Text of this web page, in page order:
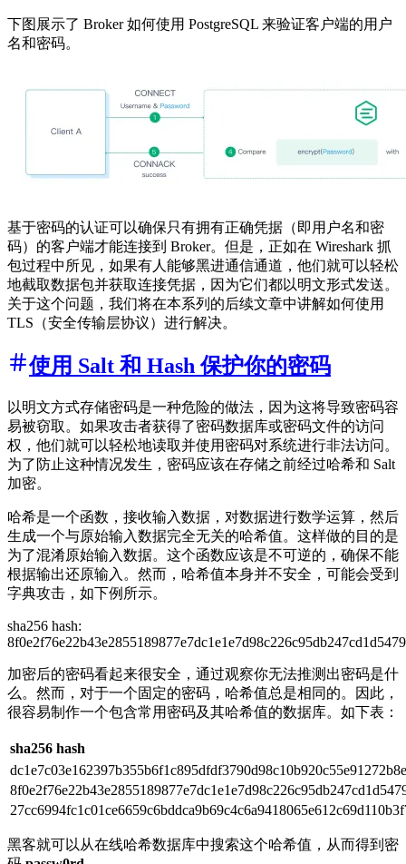
下图展示了 Broker 如何使用 PostgreSQL 来验证客户端的用户
名和密码。
基于密码的认证可以确保只有拥有正确凭据（即用户名和密
码）的客户端才能连接到 Broker。但是，正如在 Wireshark 抓
包过程中所见，如果有人能够黑进通信通道，他们就可以轻松
地截取数据包并获取连接凭据，因为它们都以明文形式发送。
关于这个问题，我们将在本系列的后续文章中讲解如何使用
TLS（安全传输层协议）进行解决。
使用 Salt 和 Hash 保护你的密码
以明文方式存储密码是一种危险的做法，因为这将导致密码容
易被窃取。如果攻击者获得了密码数据库或密码文件的访问
权，他们就可以轻松地读取并使用密码对系统进行非法访问。
为了防止这种情况发生，密码应该在存储之前经过哈希和 Salt
加密。
哈希是一个函数，接收输入数据，对数据进行数学运算，然后
生成一个与原始输入数据完全无关的哈希值。这样做的目的是
为了混淆原始输入数据。这个函数应该是不可逆的，确保不能
根据输出还原输入。然而，哈希值本身并不安全，可能会受到
字典攻击，如下例所示。
sha256 hash:
加密后的密码看起来很安全，通过观察你无法推测出密码是什
么。然而，对于一个固定的密码，哈希值总是相同的。因此，
很容易制作一个包含常用密码及其哈希值的数据库。如下表：
sha256 hash
黑客就可以从在线哈希数据库中搜索这个哈希值，从而得到密